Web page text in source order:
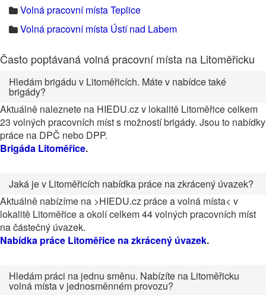
Volná pracovní místa Teplice
Volná pracovní místa Ústí nad Labem
Často poptávaná volná pracovní místa na Litoměřicku
Hledám brigádu v Litoměřicích. Máte v nabídce také
brigády?
Aktuálně naleznete na HIEDU.cz v lokalitě Litoměřice celkem
23 volných pracovních míst s možností brigády. Jsou to nabídky
práce na DPČ nebo DPP.
Brigáda Litoměřice.
Jaká je v Litoměřicích nabídka práce na zkrácený úvazek?
Aktuálně nabízíme na >HIEDU.cz práce a volná místa< v
lokalitě Litoměřice a okolí celkem 44 volných pracovních míst
na částečný úvazek.
Nabídka práce Litoměřice na zkrácený úvazek.
Hledám práci na jednu směnu. Nabízíte na Litoměřicku
volná místa v jednosměnném provozu?